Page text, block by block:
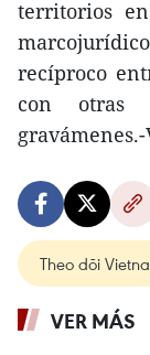
territorios
recíproco
con otras
Theo dõi
VER MÁS